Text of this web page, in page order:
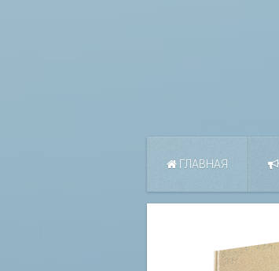
ГЛАВНАЯ